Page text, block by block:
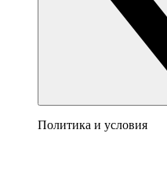
Политика и условия